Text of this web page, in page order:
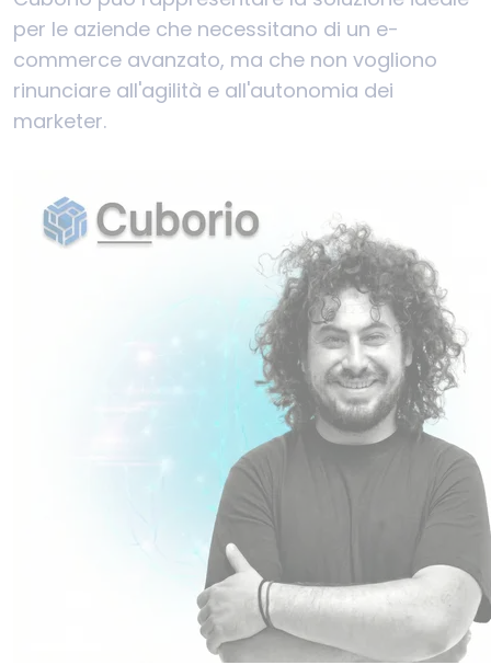
per le aziende che necessitano di un e-
commerce avanzato, ma che non vogliono
rinunciare all'agilità e all'autonomia dei
marketer.